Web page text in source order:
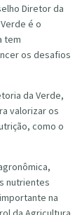
Diretor da
é o
tem
os desafios
da Verde,
valorizar os
como o
nutrientes
na